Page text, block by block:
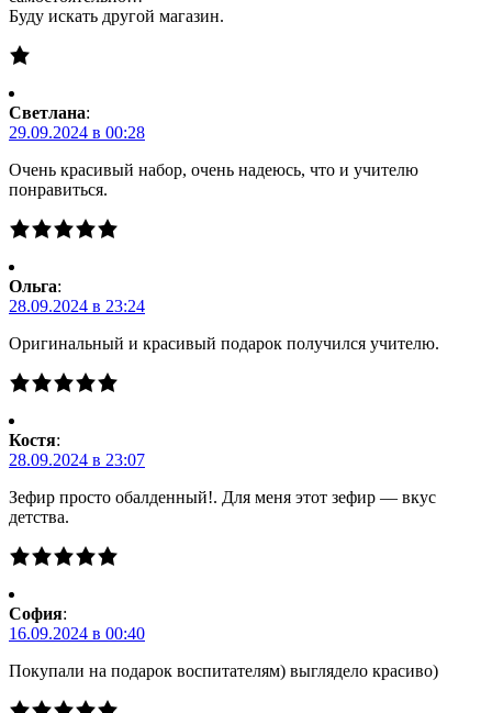
Буду искать другой магазин.
Светлана:
29.09.2024 в 00:28
Очень красивый набор, очень надеюсь, что и учителю
понравиться.
Ольга:
28.09.2024 в 23:24
Оригинальный и красивый подарок получился учителю.
Костя:
28.09.2024 в 23:07
Зефир просто обалденный!. Для меня этот зефир — вкус
детства.
Cофия:
16.09.2024 в 00:40
Покупали на подарок воспитателям) выглядело красиво)